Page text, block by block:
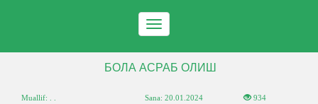
Toggle
navigation
​ БОЛА АСРАБ ОЛИШ
Muallif: . . Sana:20.01.2024 934